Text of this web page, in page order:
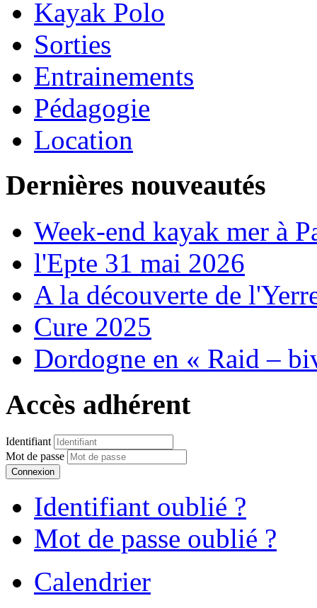
Kayak Polo
Sorties
Entrainements
Pédagogie
Location
Dernières nouveautés
Week-end kayak mer à
l'Epte 31 mai 2026
A la découverte de
Cure 2025
Dordogne en « Raid –
Accès adhérent
Identifiant
Mot de passe
Connexion
Identifiant oublié ?
Mot de passe oublié ?
Calendrier